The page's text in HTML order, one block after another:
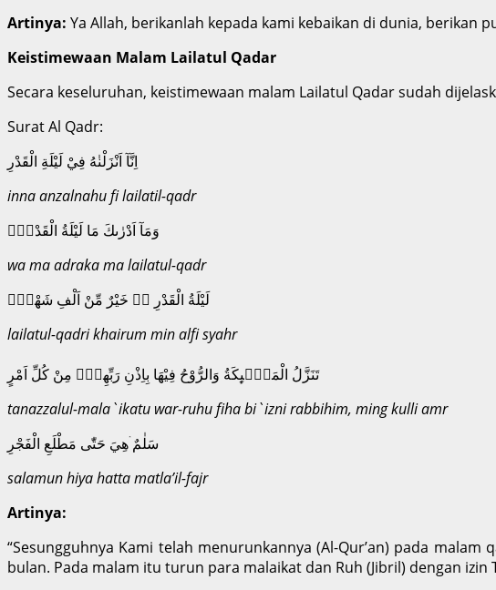
Artinya: Ya Allah, berikanlah kepada kami kebaikan di dunia, berikan
Keistimewaan Malam Lailatul Qadar
Secara keseluruhan, keistimewaan malam Lailatul Qadar sudah
Surat Al Qadr:
اِنَّآ اَنْزَلْنٰهُ فِيْ لَيْلَةِ الْقَدْرِ
inna anzalnahu fi lailatil-qadr
وَمَآ اَدْرٰىكَ مَا لَيْلَةُ الْقَدْرِۗ
wa ma adraka ma lailatul-qadr
لَيْلَةُ الْقَدْرِ ەۙ خَيْرٌ مِّنْ اَلْفِ شَهْرٍۗ
lailatul-qadri khairum min alfi syahr
تَنَزَّلُ الْمَلٰۤىِٕكَةُ وَالرُّوْحُ فِيْهَا بِاِذْنِ رَبِّهِمْۚ مِنْ كُلِّ اَمْرٍ
tanazzalul-mala`ikatu war-ruhu fiha bi`izni rabbihim, ming kulli amr
سَلٰمٌ ۛهِيَ حَتّٰى مَطْلَعِ الْفَجْرِ
salamun hiya hatta matla’il-fajr
Artinya:
“Sesungguhnya Kami telah menurunkannya (Al-Qur’an) pada
bulan. Pada malam itu turun para malaikat dan Ruh (Jibril) dengan